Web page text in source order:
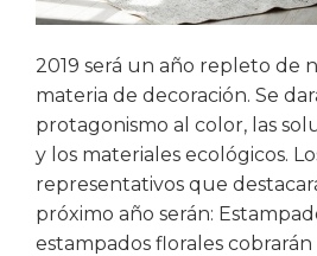
2019 será un año repleto de
materia de decoración. Se
protagonismo al color, las
y los materiales ecológicos.
representativos que
próximo año serán:
estampados florales cobrarán